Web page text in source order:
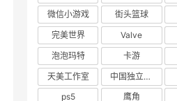
微信小游戏
街头篮球
完美世界
Valve
泡泡玛特
卡游
天美工作室
中国独立游戏联盟
ps5
鹰角